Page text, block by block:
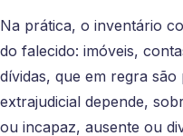
Na prática, o inventário
do falecido: imóveis,
dívidas, que em regra são
extrajudicial depende,
ou incapaz, ausente ou